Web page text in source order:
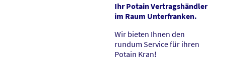
Ihr Potain Vertragshändler
im Raum Unterfranken.
Wir bieten Ihnen den
rundum Service für ihren
Potain Kran!